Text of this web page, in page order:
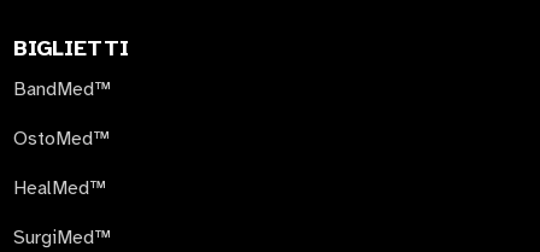
BIGLIETTI
BandMed™
OstoMed™
HealMed™
SurgiMed™